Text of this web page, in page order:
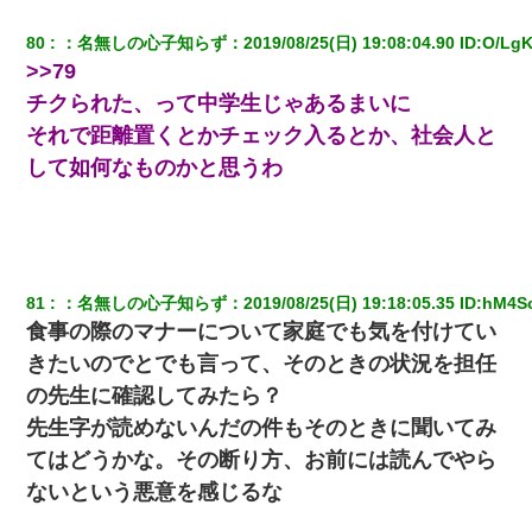
80 ：名無しの心子知らず ：2019/08/25(日) 19:08:04.90 ID:O/
>>79
チクられた、って中学生じゃあるまいに
それで距離置くとかチェック入るとか、社会人と
して如何なものかと思うわ
81 ：名無しの心子知らず ：2019/08/25(日) 19:18:05.35 ID:
食事の際のマナーについて家庭でも気を付けてい
きたいのでとでも言って、そのときの状況を担任
の先生に確認してみたら？
先生字が読めないんだの件もそのときに聞いてみ
てはどうかな。その断り方、お前には読んでやら
ないという悪意を感じるな